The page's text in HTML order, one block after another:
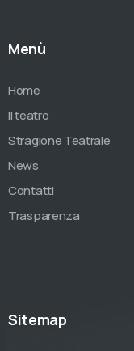
Menù
Home
Il teatro
Stragione Teatrale
News
Contatti
Trasparenza
Sitemap